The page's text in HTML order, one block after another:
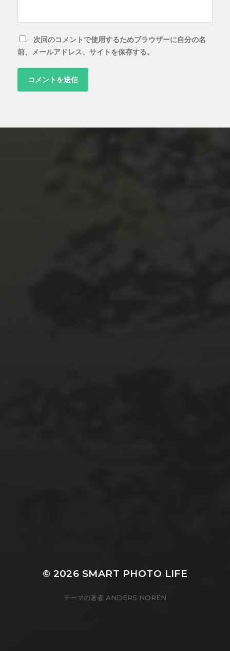
次回のコメントで使用するためブラウザーに自分の名
前、メールアドレス、サイトを保存する。
© 2026 SMART PHOTO LIFE
テーマの著者 ANDERS NORÉN